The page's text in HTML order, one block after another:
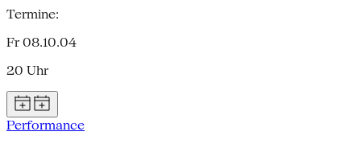
Termine:
Fr 08.10.04
20 Uhr
Performance